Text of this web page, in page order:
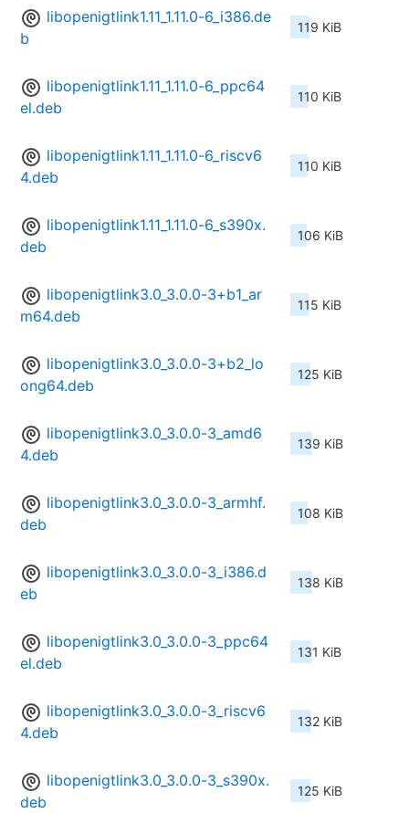
libopenigtlink1.11_1.11.0-6_i386.de
b
119 KiB
libopenigtlink1.11_1.11.0-6_ppc64
el.deb
110 KiB
libopenigtlink1.11_1.11.0-6_riscv6
4.deb
110 KiB
libopenigtlink1.11_1.11.0-6_s390x.
deb
106 KiB
libopenigtlink3.0_3.0.0-3+b1_ar
m64.deb
115 KiB
libopenigtlink3.0_3.0.0-3+b2_lo
ong64.deb
125 KiB
libopenigtlink3.0_3.0.0-3_amd6
4.deb
139 KiB
libopenigtlink3.0_3.0.0-3_armhf.
deb
108 KiB
libopenigtlink3.0_3.0.0-3_i386.d
eb
138 KiB
libopenigtlink3.0_3.0.0-3_ppc64
el.deb
131 KiB
libopenigtlink3.0_3.0.0-3_riscv6
4.deb
132 KiB
libopenigtlink3.0_3.0.0-3_s390x.
deb
125 KiB